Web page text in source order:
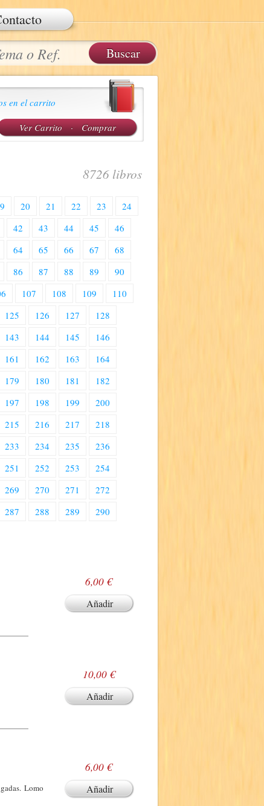
en el carrito
Ver Carrito · Comprar
8726 libros
20 21 22 23
24
42 43 44 45
46
64 65 66 67
68
86 87 88 89
90
107 108 109
110
125 126 127
128
143 144 145
146
161 162 163
164
179 180 181
182
197 198 199
200
215 216 217
218
233 234 235
236
251 252 253
254
269 270 271
272
287 288 289
290
6,00 €
Añadir
10,00 €
Añadir
Lomo
6,00 €
Añadir